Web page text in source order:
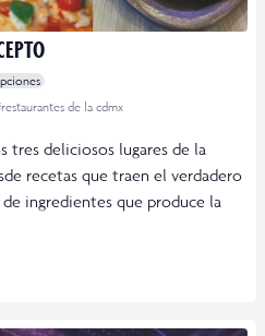
de la cdmx
tres deliciosos lugares de la
recetas que traen el verdadero
ingredientes que produce la